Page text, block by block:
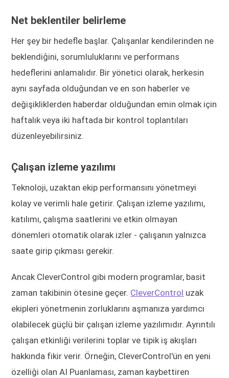
Net beklentiler belirleme
Her şey bir hedefle başlar. Çalışanlar kendilerinden ne
beklendiğini, sorumluluklarını ve performans
hedeflerini anlamalıdır. Bir yönetici olarak, herkesin
aynı sayfada olduğundan ve en son haberler ve
değişikliklerden haberdar olduğundan emin olmak için
haftalık veya iki haftada bir kontrol toplantıları
düzenleyebilirsiniz.
Çalışan izleme yazılımı
Teknoloji, uzaktan ekip performansını yönetmeyi
kolay ve verimli hale getirir. Çalışan izleme yazılımı,
katılımı, çalışma saatlerini ve etkin olmayan
dönemleri otomatik olarak izler - çalışanın yalnızca
saate girip çıkması gerekir.
Ancak CleverControl gibi modern programlar, basit
zaman takibinin ötesine geçer. CleverControl uzak
ekipleri yönetmenin zorluklarını aşmanıza yardımcı
olabilecek güçlü bir çalışan izleme yazılımıdır. Ayrıntılı
çalışan etkinliği verilerini toplar ve tipik iş akışları
hakkında fikir verir. Örneğin, CleverControl'ün en yeni
özelliği olan AI Puanlaması, zaman kaybettiren